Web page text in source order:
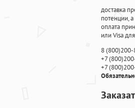
доставка
потенции,
оплата
или Visa
8(800)200-
+7(800
+7(800